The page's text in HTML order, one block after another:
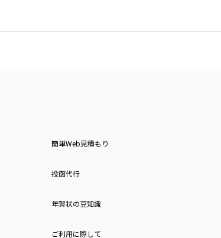
簡単Web見積もり
投函代行
年賀状の豆知識
ご利用に際して